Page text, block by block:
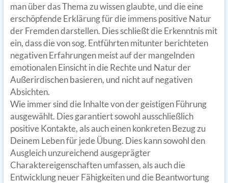
man über das Thema zu wissen glaubte, und die eine
erschöpfende Erklärung für die immens positive Natur
der Fremden darstellen. Dies schließt die Erkenntnis mit
ein, dass die von sog. Entführten mitunter berichteten
negativen Erfahrungen meist auf der mangelnden
emotionalen Einsicht in die Rechte und Natur der
Außerirdischen basieren, und nicht auf negativen
Absichten.
Wie immer sind die Inhalte von der geistigen Führung
ausgewählt. Dies garantiert sowohl ausschließlich
positive Kontakte, als auch einen konkreten Bezug zu
Deinem Leben für jede Übung. Dies kann sowohl den
Ausgleich unzureichend ausgeprägter
Charaktereigenschaften umfassen, als auch die
Entwicklung neuer Fähigkeiten und die Beantwortung